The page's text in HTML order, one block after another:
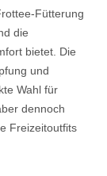
Fütterung
die
bietet. Die
und
Wahl für
dennoch
Freizeitoutfits